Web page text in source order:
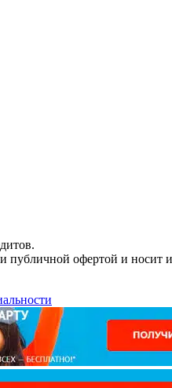
публичной офертой и